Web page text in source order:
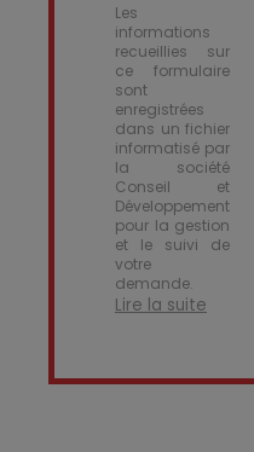
Les
informations
recueillies sur
ce formulaire
sont
enregistrées
dans un fichier
informatisé par
la société
Conseil et
Développement
pour la gestion
et le suivi de
votre
demande.
Lire la suite